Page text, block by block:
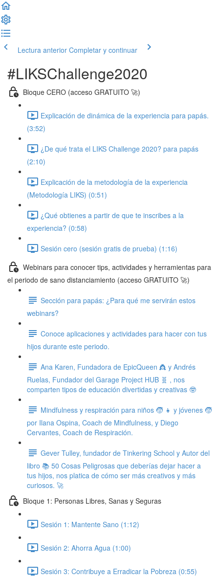
Lectura anterior Completar y continuar
#LIKSChallenge2020
Bloque CERO (acceso GRATUITO 🚀)
Explicación de dinámica de la experiencia para papás.
(3:52)
¿De qué trata el LIKS Challenge 2020? para papás
(2:10)
Explicación de la metodología de la experiencia
(Metodología LIKS) (0:51)
¿Qué obtienes a partir de que te inscribes a la
experiencia? (0:58)
Sesión cero (sesión gratis de prueba) (1:16)
Webinars para conocer tips, actividades y herramientas para
el periodo de sano distanciamiento (acceso GRATUITO 🚀)
Sección para papás: ¿Para qué me servirán estos
webinars?
Conoce aplicaciones y actividades para hacer con tus
hijos durante este periodo.
Ana Karen, Fundadora de EpicQueen 👸 y Andrés
Ruelas, Fundador del Garage Project HUB 🧬 , nos
comparten tipos de educación divertidas y creativas 🤓
Mindfulness y respiración para niños 🧒 👧 y jóvenes 🧒
por Ilana Ospina, Coach de Mindfulness, y Diego
Cervantes, Coach de Respiración.
Gever Tulley, fundador de Tinkering School y Autor del
libro 📚 50 Cosas Peligrosas que deberías dejar hacer a
tus hijos, nos platica de cómo ser más creativos y más
curiosos. 🚀
Bloque 1: Personas Libres, Sanas y Seguras
Sesión 1: Mantente Sano (1:12)
Sesión 2: Ahorra Agua (1:00)
Sesión 3: Contribuye a Erradicar la Pobreza (0:55)